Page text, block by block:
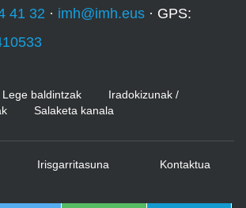
41 32 · imh@imh.eus · GPS:
Lege baldintzak
Iradokizunak /
Salaketa kanala
Irisgarritasuna Kontaktua